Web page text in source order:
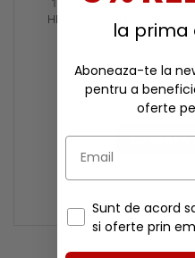
HELLY HANSEN OXFORD 4X
CARGO PANT
la
Aboneaza-te la
pentru a
oferte
Sunt de acord
si oferte prin